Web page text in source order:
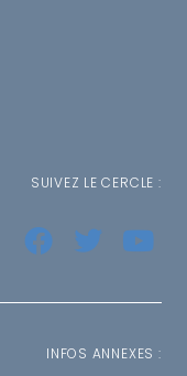
SUIVEZ LE CERCLE :
INFOS ANNEXES :